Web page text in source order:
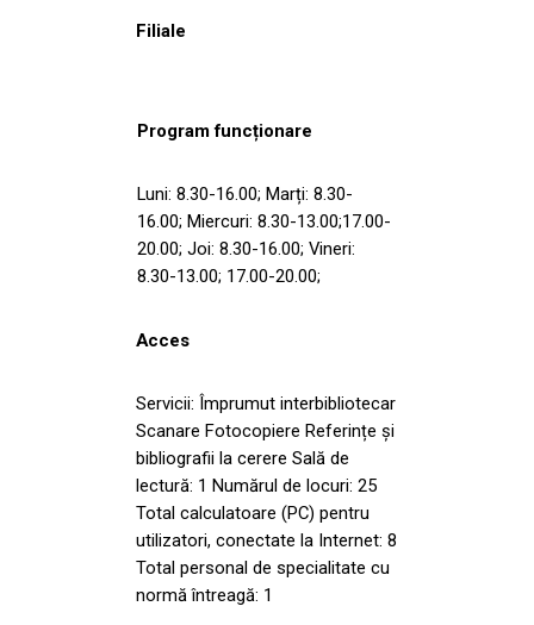
Filiale
Program funcționare
Luni: 8.30-16.00; Marți: 8.30-
16.00; Miercuri: 8.30-13.00;17.00-
20.00; Joi: 8.30-16.00; Vineri:
8.30-13.00; 17.00-20.00;
Acces
Servicii: Împrumut interbibliotecar
Scanare Fotocopiere Referințe și
bibliografii la cerere Sală de
lectură: 1 Numărul de locuri: 25
Total calculatoare (PC) pentru
utilizatori, conectate la Internet: 8
Total personal de specialitate cu
normă întreagă: 1